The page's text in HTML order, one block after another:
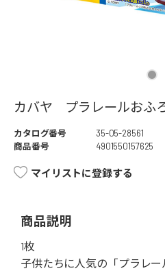
カバヤ プラレールおふ
カタログ番号
35-05-28561
商品番号
4901550157625
マイリストに登録する
商品説明
1枚
子供たちに人気の「プラレ